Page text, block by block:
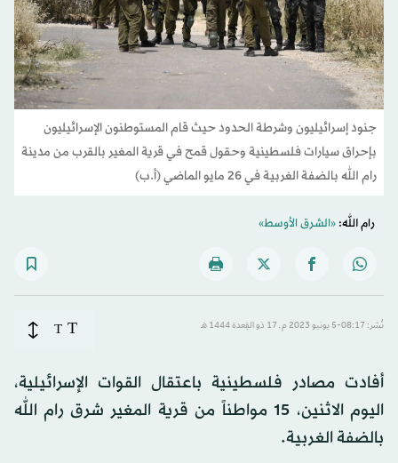
جنود إسرائيليون وشرطة الحدود حيث قام المستوطنون الإسرائيليون
بإحراق سيارات فلسطينية وحقول قمح في قرية المغير بالقرب من مدينة
رام الله بالضفة الغربية في 26 مايو الماضي (أ.ب)
رام الله:«الشرق الأوسط»
نُشر: 08:17-5 يونيو 2023 م ـ 17 ذو القِعدة 1444 هـ T
T
أفادت مصادر فلسطينية باعتقال القوات الإسرائيلية،
اليوم الاثنين، 15 مواطناً من قرية المغير شرق رام الله
بالضفة الغربية.